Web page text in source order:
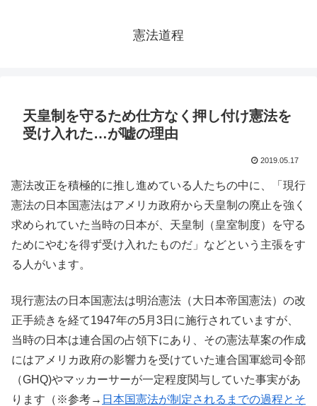
憲法道程
天皇制を守るため仕方なく押し付け憲法を
受け入れた…が嘘の理由
2019.05.17
憲法改正を積極的に推し進めている人たちの中に、「現行
憲法の日本国憲法はアメリカ政府から天皇制の廃止を強く
求められていた当時の日本が、天皇制（皇室制度）を守る
ためにやむを得ず受け入れたものだ」などという主張をす
る人がいます。
現行憲法の日本国憲法は明治憲法（大日本帝国憲法）の改
正手続きを経て1947年の5月3日に施行されていますが、
当時の日本は連合国の占領下にあり、その憲法草案の作成
にはアメリカ政府の影響力を受けていた連合国軍総司令部
（GHQ)やマッカーサーが一定程度関与していた事実があ
ります（※参考→ 日本国憲法が制定されるまでの過程とそ